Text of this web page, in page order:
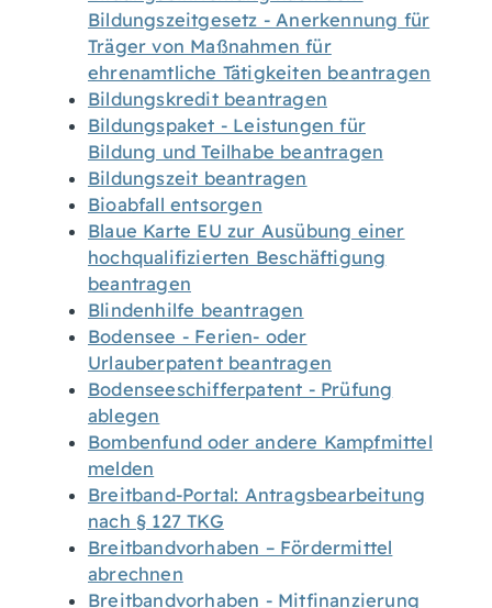
Bildungszeitgesetz - Anerkennung für
Träger von Maßnahmen für
ehrenamtliche Tätigkeiten beantragen
Bildungskredit beantragen
Bildungspaket - Leistungen für
Bildung und Teilhabe beantragen
Bildungszeit beantragen
Bioabfall entsorgen
Blaue Karte EU zur Ausübung einer
hochqualifizierten Beschäftigung
beantragen
Blindenhilfe beantragen
Bodensee - Ferien- oder
Urlauberpatent beantragen
Bodenseeschifferpatent - Prüfung
ablegen
Bombenfund oder andere Kampfmittel
melden
Breitband-Portal: Antragsbearbeitung
nach § 127 TKG
Breitbandvorhaben – Fördermittel
abrechnen
Breitbandvorhaben - Mitfinanzierung